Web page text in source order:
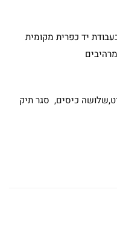
יד כפרית מקומית
כיסים, סגר תיק